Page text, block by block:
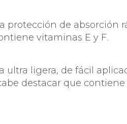
SYSTEM
CONCENTRADOS
protección de absorción
vitaminas E y F.
ultra ligera, de fácil
destacar que contiene